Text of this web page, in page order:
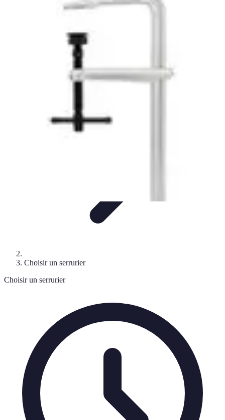
Serrurier Rapide Paris
Serrurier Rapide Paris
Choisir un serrurier
Choisir un serrurier